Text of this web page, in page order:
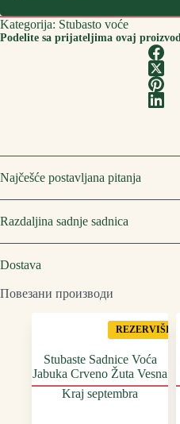
Kategorija: Stubasto voće
Podelite sa prijateljima ovaj proizvod
Najčešće postavljana pitanja
Razdaljina sadnje sadnica
Dostava
Повезани производи
REZERVIŠI
Stubaste Sadnice Voća
Jabuka Crveno Žuta Vesna
Kraj septembra